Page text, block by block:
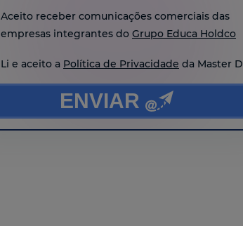
Aceito receber comunicações comerciais das
empresas integrantes do Grupo Educa Holdco
Li e aceito a Política de Privacidade da Master D
ENVIAR